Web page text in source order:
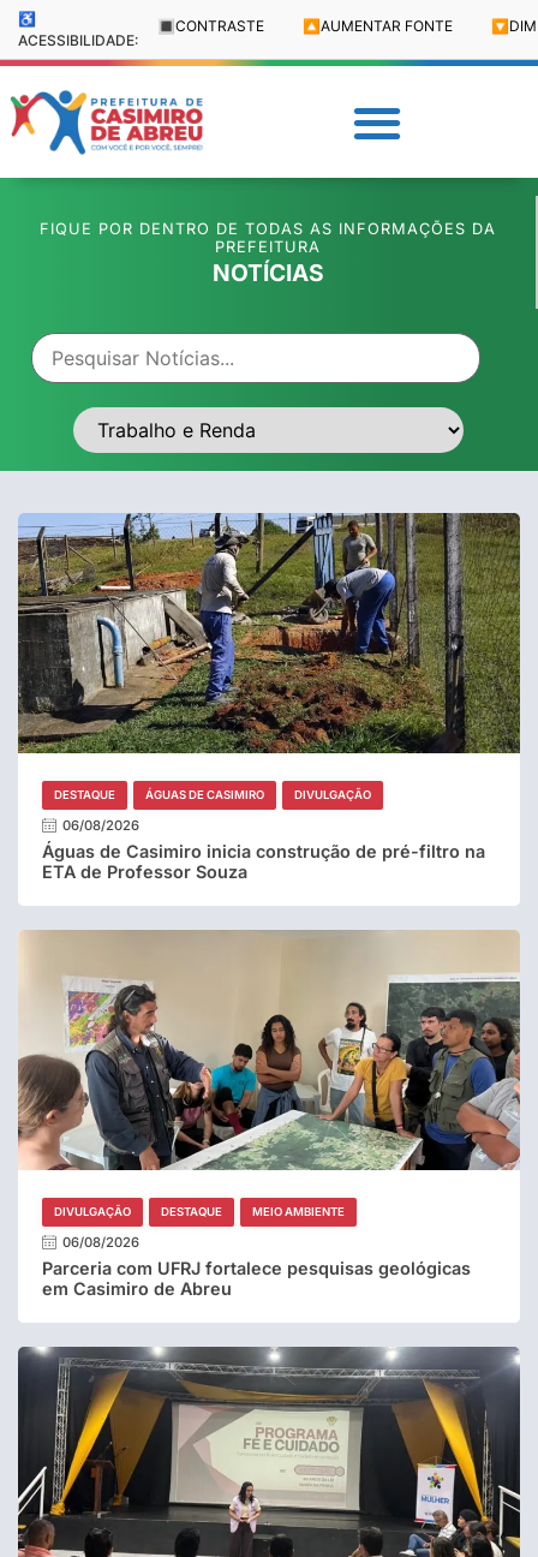
♿
ACESSIBILIDADE:
🔳 CONTRASTE 🔼 AUMENTAR FONTE 🔽
FIQUE POR DENTRO DE TODAS AS INFORMAÇÕES DA
PREFEITURA
NOTÍCIAS
DESTAQUE ÁGUAS DE CASIMIRO DIVULGAÇÃO
06/08/2026
Águas de Casimiro inicia construção de pré-filtro na
ETA de Professor Souza
DIVULGAÇÃO DESTAQUE MEIO AMBIENTE
06/08/2026
Parceria com UFRJ fortalece pesquisas geológicas
em Casimiro de Abreu